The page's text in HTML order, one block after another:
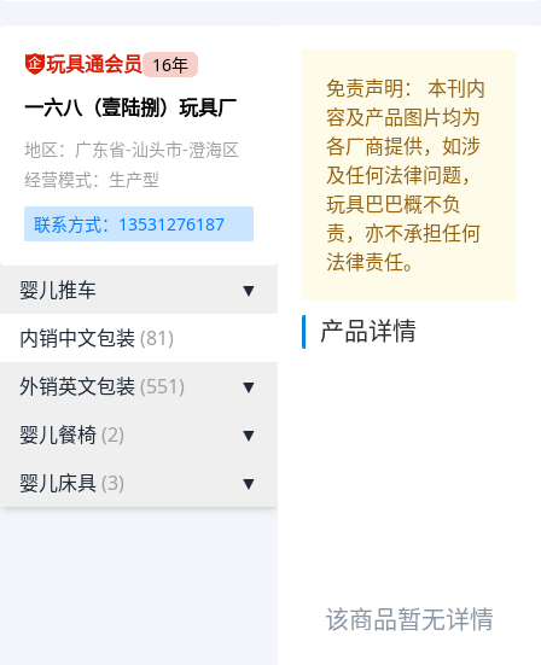
玩具通会员 16年
一六八（壹陆捌）玩具厂
地区：广东省-汕头市-澄海区
经营模式：生产型
联系方式：13531276187
婴儿推车
▼
内销中文包装(81)
外销英文包装(551)
▼
婴儿餐椅(2)
▼
婴儿床具(3) ▼
免责声明： 本刊内
容及产品图片均为
各厂商提供，如涉
及任何法律问题，
玩具巴巴概不负
责，亦不承担任何
法律责任。
产品详情
该商品暂无详情